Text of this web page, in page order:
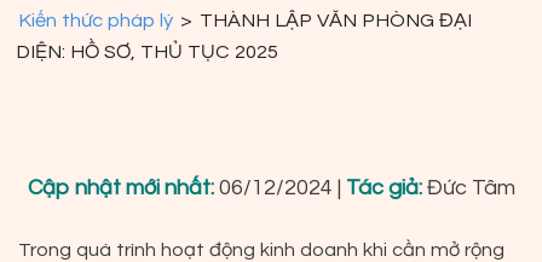
Kiến thức pháp lý > THÀNH LẬP VĂN PHÒNG ĐẠI
DIỆN: HỒ SƠ, THỦ TỤC 2025
Cập nhật mới nhất:06/12/2024 | Tác giả:Đức Tâm
Trong quá trình hoạt động kinh doanh khi cần mở rộng